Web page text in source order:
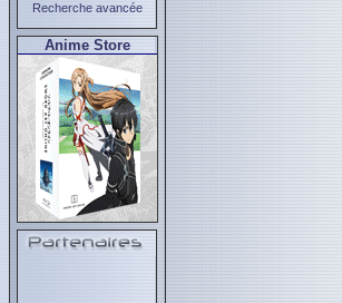
Recherche avancée
Anime Store